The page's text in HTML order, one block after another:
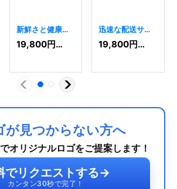
新鮮さと健康を
届ける、レタス
のロゴ [8486
19,800円(税込)
迅速な配送サー
ビスのロゴ
[11369]
19,800円(税込)
が見つからない方へ
でオリジナルロゴをご提案します！
でリクエストする→
カンタン30秒で完了！